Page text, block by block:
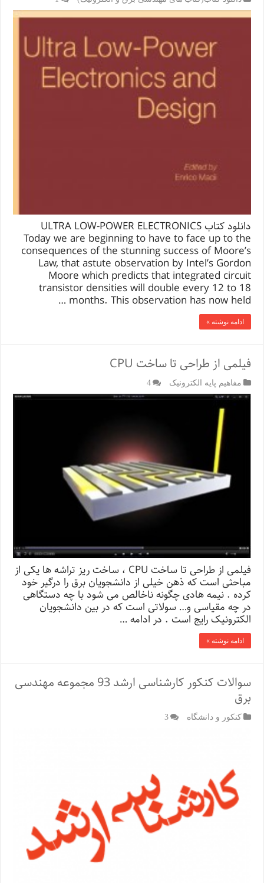
دانلود کتاب ULTRA LOW-POWER ELECTRONICS
Today we are beginning to have to face up to the
consequences of the stunning success of Moore’s
Law, that astute observation by Intel’s Gordon
Moore which predicts that integrated circuit
transistor densities will double every 12 to 18
months. This observation has now held …
ادامه نوشته »
فیلمی از طراحی تا ساخت CPU
مفاهیم پایه الکترونیک 4
فیلمی از طراحی تا ساخت CPU ، ساخت ریز تراشه ها یکی از
مباحثی است که ذهن خیلی از دانشجویان برق را درگیر خود
کرده . نیمه هادی چگونه ناخالص می شود با چه دستگاهی
در چه مقیاسی و… سولاتی است که در بین دانشجویان
الکترونیک رایج است . در ادامه …
ادامه نوشته »
سوالات کنکور کارشناسی ارشد 93 مجموعه مهندسی
برق
کنکور و دانشگاه 3